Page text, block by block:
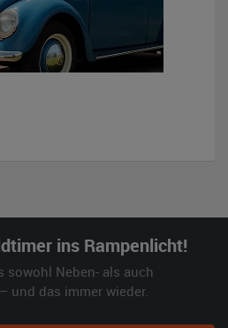
ins Rampenlicht!
sowohl Neben- als auch
und das immer wieder.